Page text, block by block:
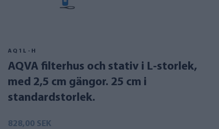
AQ1L-H
AQVA filterhus och stativ i L-storlek,
med 2,5 cm gängor. 25 cm i
standardstorlek.
828,00 SEK